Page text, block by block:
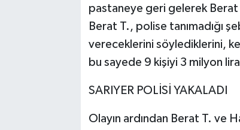
pastaneye geri gelerek Berat
Berat T., polise tanımadığı
vereceklerini söylediklerini,
bu sayede 9 kişiyi 3 milyon lira
SARIYER POLİSİ YAKALADI
Olayın ardından Berat T. ve